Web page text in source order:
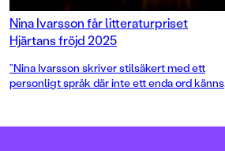
Nina Ivarsson får litteraturpriset
Hjärtans fröjd 2025
”Nina Ivarsson skriver stilsäkert med ett
personligt språk där inte ett enda ord känns